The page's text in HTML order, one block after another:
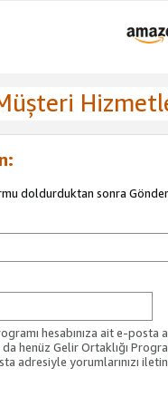
doldurduktan sonra Gönder
hesabınıza ait e-posta
henüz Gelir Ortaklığı
adresiyle yorumlarınızı